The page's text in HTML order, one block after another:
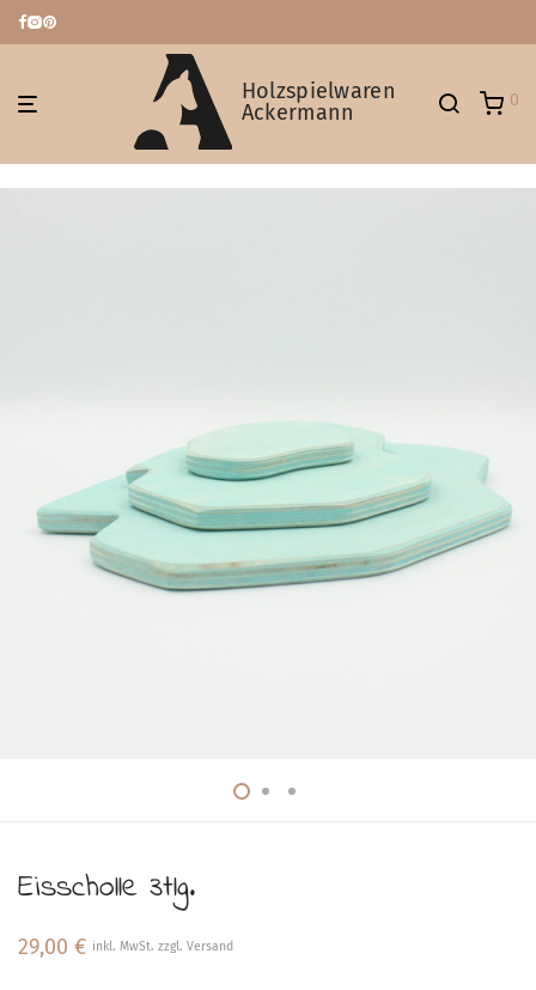
Holzspielwaren
Ackermann
0
Eisscholle 3tlg.
29,00 € inkl. MwSt. zzgl. Versand